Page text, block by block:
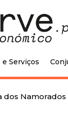
Serviços
dos Namorados